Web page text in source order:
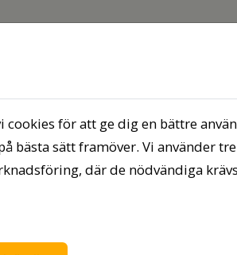
hos oss Mina sidor
cookies för att ge dig en bättre
bästa sätt framöver. Vi använder
där de nödvändiga